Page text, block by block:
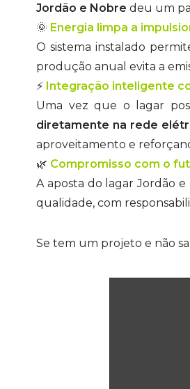
Jordão e Nobre deu um
🌞 Energia limpa a
O sistema instalado
produção anual evita a
⚡ Integração inteligente
Uma vez que o lagar
diretamente na rede
aproveitamento e
🌿 Compromisso com o
A aposta do lagar Jordão
qualidade, com
Se tem um projeto e não